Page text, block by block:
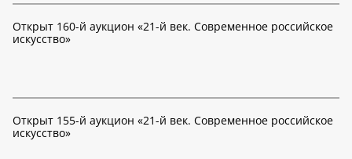
Открыт 160-й аукцион «21-й век. Современное российское
искусство»
Открыт 155-й аукцион «21-й век. Современное российское
искусство»